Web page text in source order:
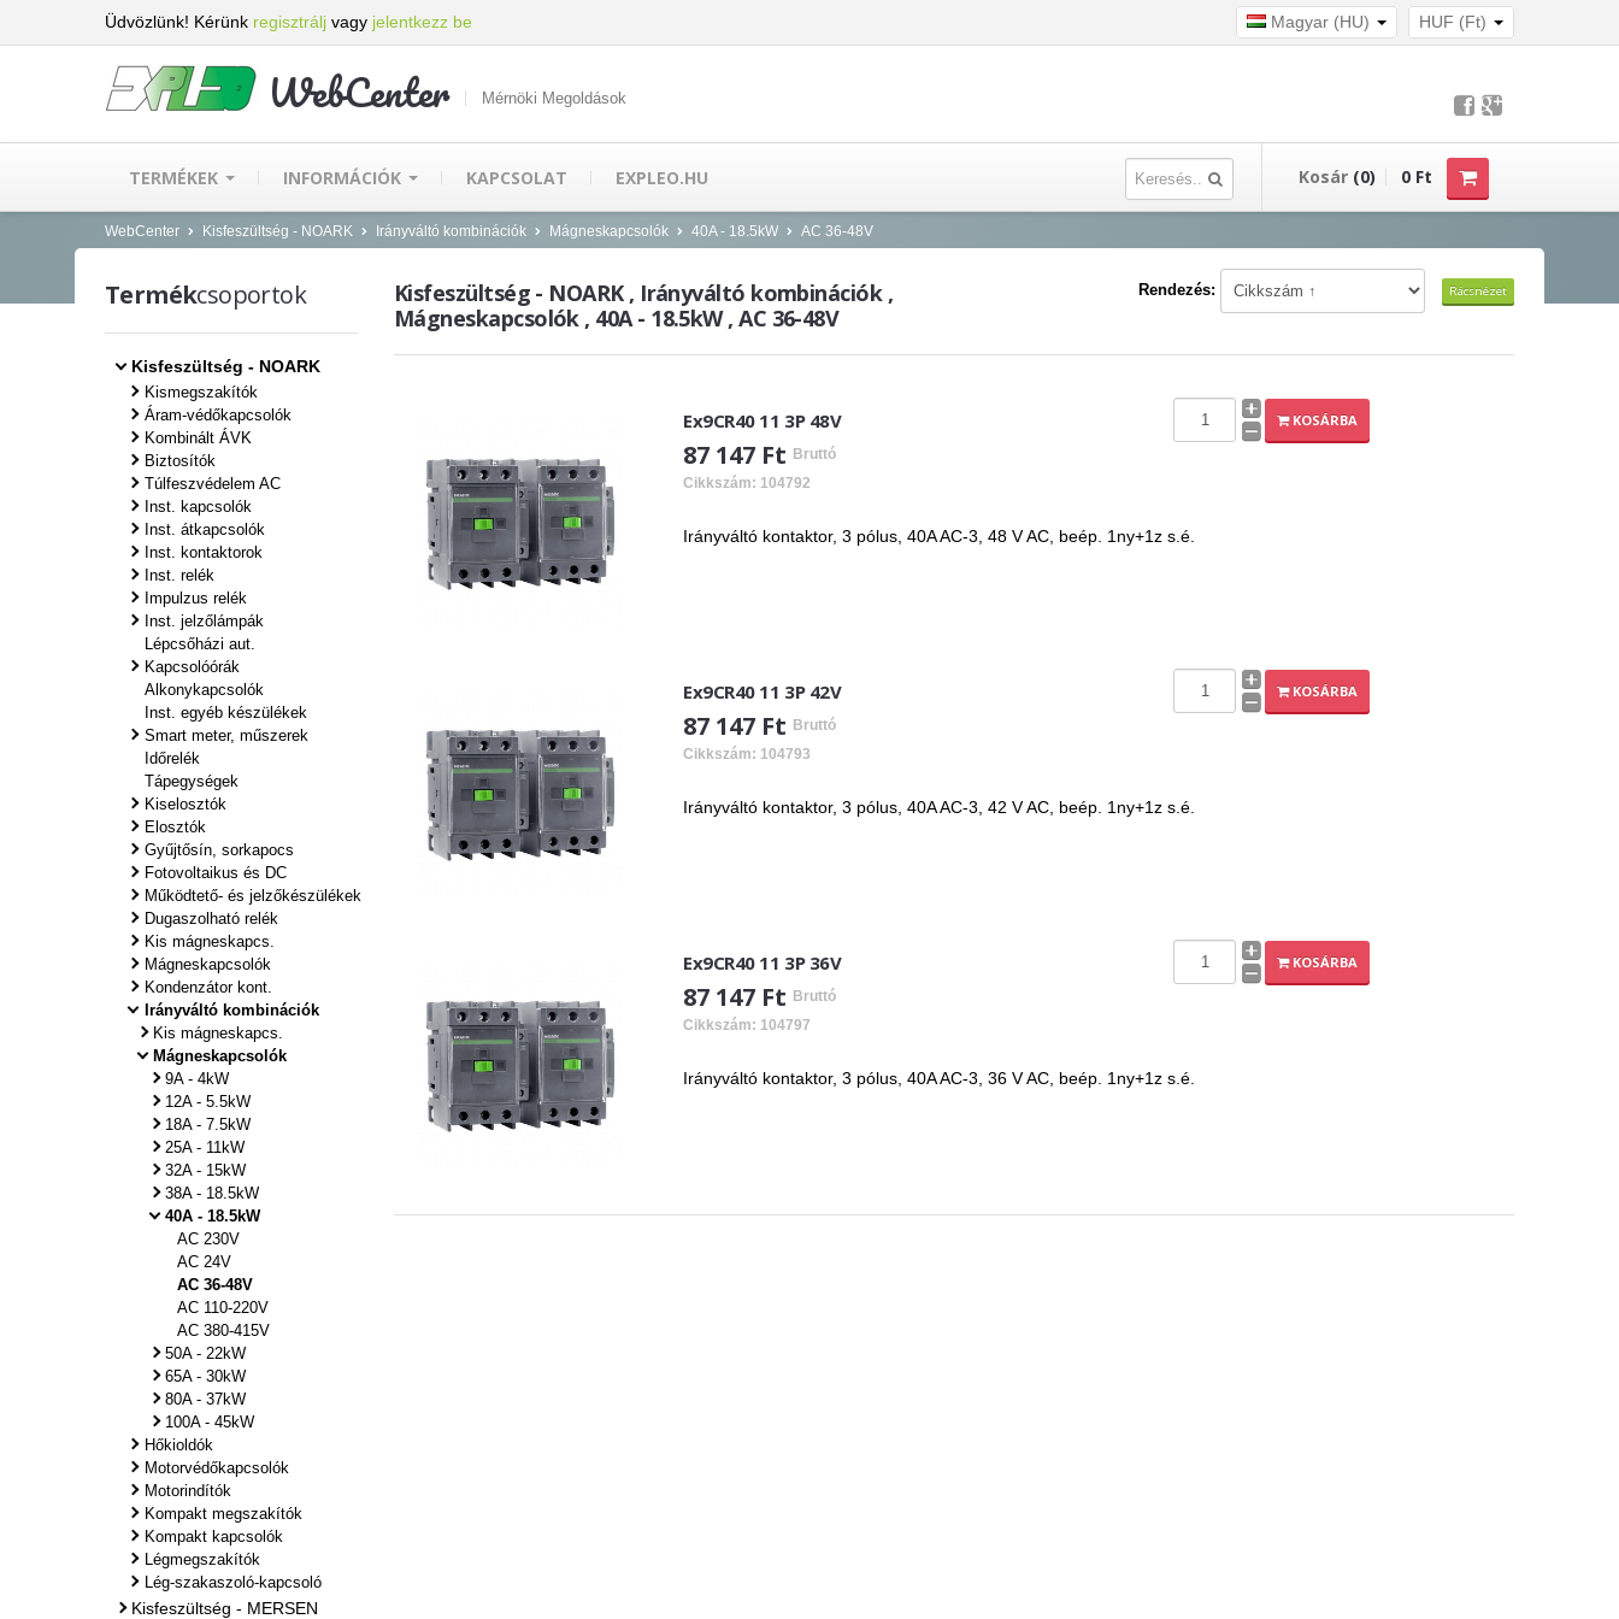
Üdvözlünk! Kérünk regisztrálj vagy jelentkezz be Magyar (HU) HUF (Ft)
WebCenter Mérnöki Megoldások
TERMÉKEK INFORMÁCIÓK KAPCSOLAT EXPLEO.HU Kosár (0) 0 Ft
WebCenter Kisfeszültség - NOARK Irányváltó kombinációk Mágneskapcsolók 40A - 18.5kW AC 36-48V
Termékcsoportok
Kisfeszültség - NOARK
Kismegszakítók
Áram-védőkapcsolók
Kombinált ÁVK
Biztosítók
Túlfeszvédelem AC
Inst. kapcsolók
Inst. átkapcsolók
Inst. kontaktorok
Inst. relék
Impulzus relék
Inst. jelzőlámpák
Lépcsőházi aut.
Kapcsolóórák
Alkonykapcsolók
Inst. egyéb készülékek
Smart meter, műszerek
Időrelék
Tápegységek
Kiselosztók
Elosztók
Gyűjtősín, sorkapocs
Fotovoltaikus és DC
Működtető- és jelzőkészülékek
Dugaszolható relék
Kis mágneskapcs.
Mágneskapcsolók
Kondenzátor kont.
Irányváltó kombinációk
Kis mágneskapcs.
Mágneskapcsolók
9A - 4kW
12A - 5.5kW
18A - 7.5kW
25A - 11kW
32A - 15kW
38A - 18.5kW
40A - 18.5kW
AC 230V
AC 24V
AC 36-48V
AC 110-220V
AC 380-415V
50A - 22kW
65A - 30kW
80A - 37kW
100A - 45kW
Hőkioldók
Motorvédőkapcsolók
Motorindítók
Kompakt megszakítók
Kompakt kapcsolók
Légmegszakítók
Lég-szakaszoló-kapcsoló
Kisfeszültség - MERSEN
Kisfeszültség - NOARK , Irányváltó kombinációk ,
Mágneskapcsolók , 40A - 18.5kW , AC 36-48V
Rendezés: Rácsnézet
Ex9CR40 11 3P 48V
87 147 Ft Bruttó
Cikkszám: 104792
KOSÁRBA
Irányváltó kontaktor, 3 pólus, 40A AC-3, 48 V AC, beép. 1ny+1z s.é.
Ex9CR40 11 3P 42V
87 147 Ft Bruttó
Cikkszám: 104793
KOSÁRBA
Irányváltó kontaktor, 3 pólus, 40A AC-3, 42 V AC, beép. 1ny+1z s.é.
Ex9CR40 11 3P 36V
87 147 Ft Bruttó
Cikkszám: 104797
KOSÁRBA
Irányváltó kontaktor, 3 pólus, 40A AC-3, 36 V AC, beép. 1ny+1z s.é.